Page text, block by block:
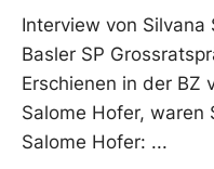
Interview von Silvana
Basler SP
Erschienen in der BZ
Salome Hofer, waren
Salome Hofer: